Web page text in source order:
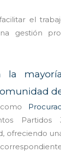
el
gestión
la
Partidos
ofreciendo